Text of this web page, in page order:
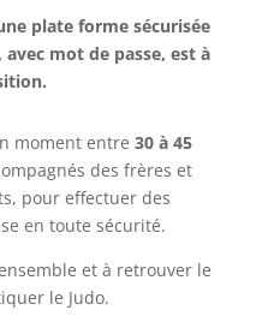
plate forme sécurisée
mot de passe, est à
moment entre30 à 45
des frères et
pour effectuer des
en toute sécurité.
et à retrouver le
le Judo.